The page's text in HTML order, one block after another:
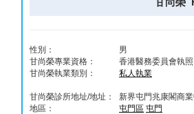
性別：
男
甘尚榮專業資格：
香港醫務委員會執
甘尚榮執業類別：
私人執業
甘尚榮診所地址/地址：
新界屯門兆康閣商
地區：
屯門區 屯門